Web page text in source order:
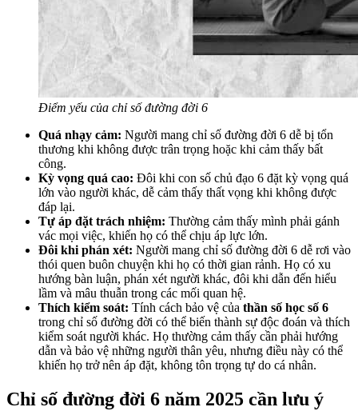
Điểm yếu của chỉ số đường đời 6
Quá nhạy cảm: Người mang chỉ số đường đời 6 dễ bị tổn
thương khi không được trân trọng hoặc khi cảm thấy bất
công.
Kỳ vọng quá cao: Đôi khi con số chủ đạo 6 đặt kỳ vọng quá
lớn vào người khác, dễ cảm thấy thất vọng khi không được
đáp lại.
Tự áp đặt trách nhiệm: Thường cảm thấy mình phải gánh
vác mọi việc, khiến họ có thể chịu áp lực lớn.
Đôi khi phán xét: Người mang chỉ số đường đời 6 dễ rơi vào
thói quen buôn chuyện khi họ có thời gian rảnh. Họ có xu
hướng bàn luận, phán xét người khác, đôi khi dẫn đến hiểu
lầm và mâu thuẫn trong các mối quan hệ.
Thích kiểm soát: Tính cách bảo vệ của thần số học số 6
trong chỉ số đường đời có thể biến thành sự độc đoán và thích
kiểm soát người khác. Họ thường cảm thấy cần phải hướng
dẫn và bảo vệ những người thân yêu, nhưng điều này có thể
khiến họ trở nên áp đặt, không tôn trọng tự do cá nhân.
Chỉ số đường đời 6 năm 2025 cần lưu ý